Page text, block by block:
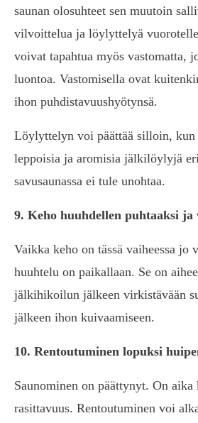
saunan olosuhteet sen muutoin
vilvoittelua ja löylyttelyä
voivat tapahtua myös vastomatta,
luontoa. Vastomisella ovat
ihon puhdistavuushyötynsä.
Löylyttelyn voi päättää silloin,
leppoisia ja aromisia jälkilöylyjä
savusaunassa ei tule unohtaa.
9. Keho huuhdellen puhtaaksi
Vaikka keho on tässä vaiheessa jo
huuhtelu on paikallaan. Se on
jälkihikoilun jälkeen virkistävään
jälkeen ihon kuivaamiseen.
10. Rentoutuminen lopuksi
Saunominen on päättynyt. On aika
rasittavuus. Rentoutuminen voi